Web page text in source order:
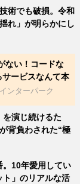
術でも破損。令和
れ」が明らかにし
ない！コードな
サービスなんて本
ンターパーク
演じ続けるた
背負わされた“極
。10年愛用してい
ト」のリアルな活